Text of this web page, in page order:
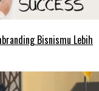
Bisnismu Lebih